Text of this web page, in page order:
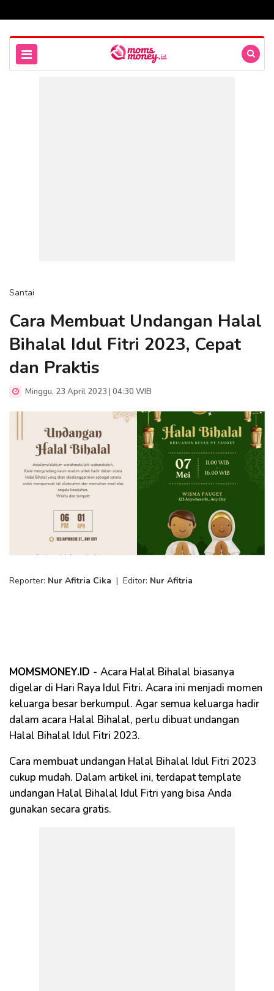
Santai
Cara Membuat Undangan Halal
Bihalal Idul Fitri 2023, Cepat
dan Praktis
Minggu, 23 April 2023 | 04:30 WIB
Reporter: Nur Afitria Cika | Editor: Nur Afitria
MOMSMONEY.ID - Acara Halal Bihalal biasanya
digelar di Hari Raya Idul Fitri. Acara ini menjadi momen
keluarga besar berkumpul. Agar semua keluarga hadir
dalam acara Halal Bihalal, perlu dibuat undangan
Halal Bihalal Idul Fitri 2023.
Cara membuat undangan Halal Bihalal Idul Fitri 2023
cukup mudah. Dalam artikel ini, terdapat template
undangan Halal Bihalal Idul Fitri yang bisa Anda
gunakan secara gratis.